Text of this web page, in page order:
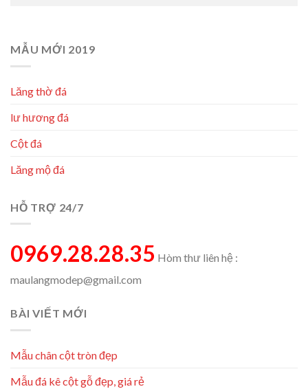
MẪU MỚI 2019
Lăng thờ đá
lư hương đá
Cột đá
Lăng mộ đá
HỖ TRỢ 24/7
0969.28.28.35 Hòm thư liên hệ :
maulangmodep@gmail.com
BÀI VIẾT MỚI
Mẫu chân cột tròn đẹp
Mẫu đá kê cột gỗ đẹp, giá rẻ